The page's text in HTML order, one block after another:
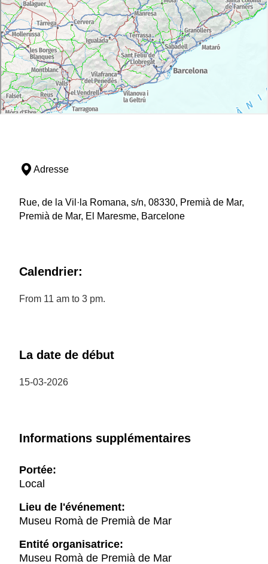
Adresse
Rue, de la Vil·la Romana, s/n, 08330, Premià de Mar,
Premià de Mar, El Maresme, Barcelone
Calendrier:
From 11 am to 3 pm.
La date de début
15-03-2026
Informations supplémentaires
Portée:
Local
Lieu de l'événement:
Museu Romà de Premià de Mar
Entité organisatrice:
Museu Romà de Premià de Mar